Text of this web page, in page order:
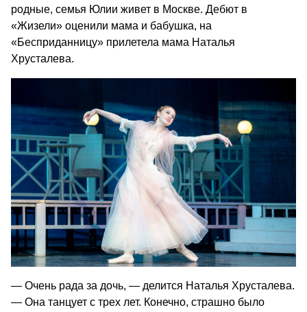
родные, семья Юлии живет в Москве. Дебют в
«Жизели» оценили мама и бабушка, на
«Бесприданницу» прилетела мама Наталья
Хрусталева.
— Очень рада за дочь, — делится Наталья Хрусталева.
— Она танцует с трех лет. Конечно, страшно было